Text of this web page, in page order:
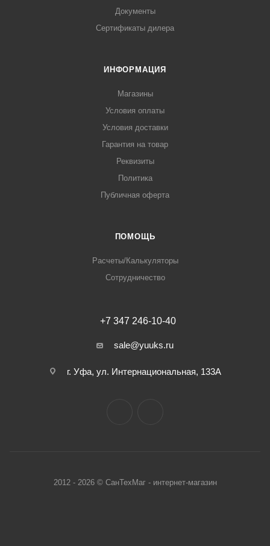
Документы
Сертификаты дилера
ИНФОРМАЦИЯ
Магазины
Условия оплаты
Условия доставки
Гарантия на товар
Реквизиты
Политика
Публичная оферта
ПОМОЩЬ
Расчеты/Калькуляторы
Сотрудничество
+7 347 246-10-40
sale@yuuks.ru
г. Уфа, ул. Интернациональная, 133А
2012 - 2026 © СанТехМаг - интернет-магазин